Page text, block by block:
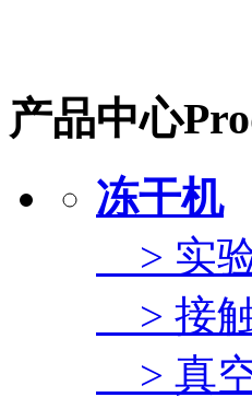
产品中心
冻干机
> 实
> 接
> 真